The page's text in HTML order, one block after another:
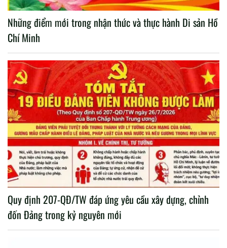
Những điểm mới trong nhận thức và thực hành Di sản Hồ
Chí Minh
Quy định 207-QĐ/TW đáp ứng yêu cầu xây dựng, chỉnh
đốn Đảng trong kỷ nguyên mới